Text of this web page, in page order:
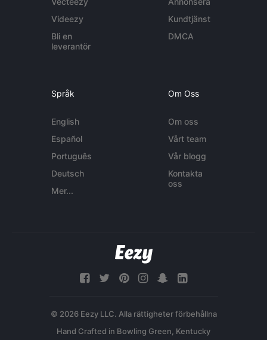
Videezy
Bli en
leverantör
Kundtjänst
DMCA
Språk
English
Español
Português
Deutsch
Mer...
Om Oss
Om oss
Vårt team
Vår blogg
Kontakta
oss
© 2026 Eezy LLC. Alla rättigheter förbehållna